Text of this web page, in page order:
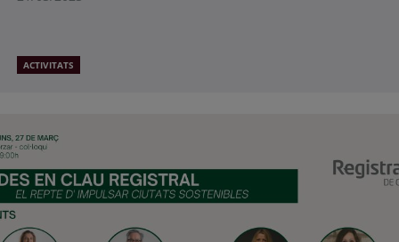
ACTIVITATS